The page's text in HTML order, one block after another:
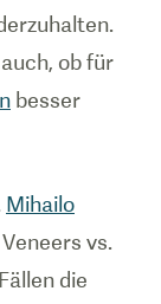
ob für
besser
Mihailo
vs.
die